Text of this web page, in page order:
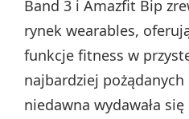
Band 3 i Amazfit Bip
rynek wearables,
funkcje fitness w
najbardziej
niedawna wydawała